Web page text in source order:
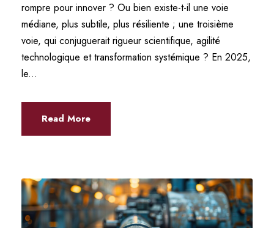
rompre pour innover ? Ou bien existe-t-il une voie
médiane, plus subtile, plus résiliente ; une troisième
voie, qui conjuguerait rigueur scientifique, agilité
technologique et transformation systémique ? En 2025,
le...
Read More